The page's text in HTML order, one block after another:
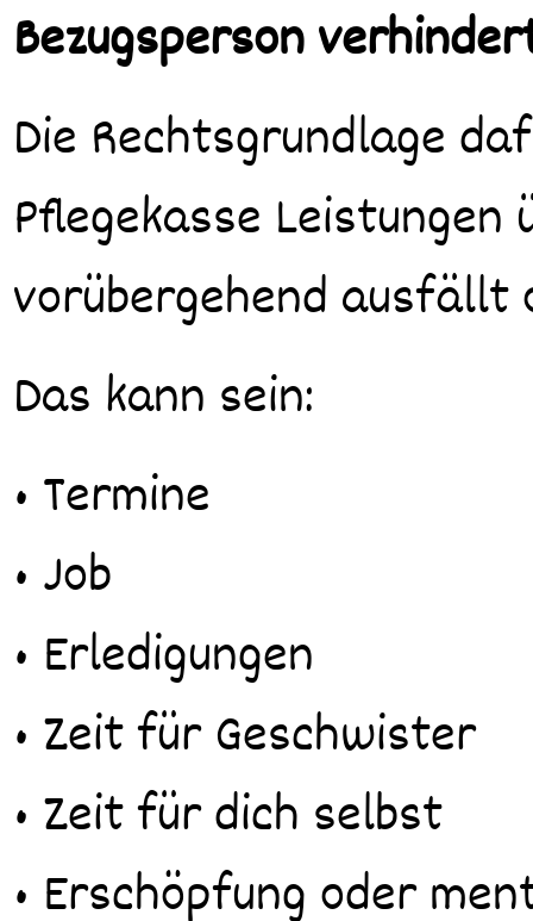
Bezugsperson
Die Rechtsgrundlage
Pflegekasse
vorübergehend
Das kann sein:
• Termine
• Job
• Erledigungen
• Zeit für Geschwister
• Zeit für dich selbst
• Erschöpfung oder